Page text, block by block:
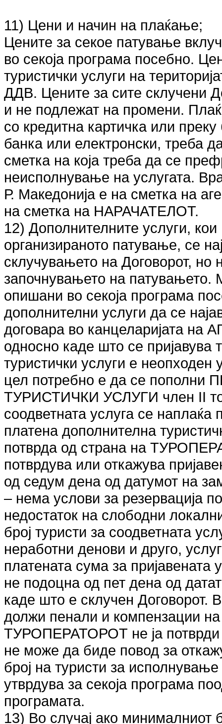
11) Цени и начин на плаќање;
Цените за секое патување
во секоја програма посебно.
туристички услуги на
ДДВ. Цените за сите склучени
и не подлежат на промени.
со кредитна картичка или
банка или електронски, треба
сметка на која треба да се
неисполнување на услугата.
Р. Македонија е на сметка на
на сметка на НАРАЧАТЕЛОТ.
12) Дополнителните услуги,
организираното патување, се
склучувањето на Договорот,
започнувањето на патувањето.
опишани во секоја програма
дополнителни услуги да се
договара во канцеларијата
односно каде што се пријавува
туристички услуги е
цел потребно е да се
ТУРИСТИЧКИ УСЛУГИ член II
соодветната услуга се наплаќа
платена дополнителна
потврда од страна на
потврдува или откажува
од седум дена од датумот на
– нема услови за резервација
недостаток на слободни
број туристи за соодветната
неработни денови и друго,
платената сума за пријавената
не подоцна од пет дена од
каде што е склучен
должи пенали и компензации
ТУРОПЕРАТОРОТ не ја потврди
не може да биде повод за
број на туристи за
утврдува за секоја програма
програмата.
13) Во случај ако минималниот